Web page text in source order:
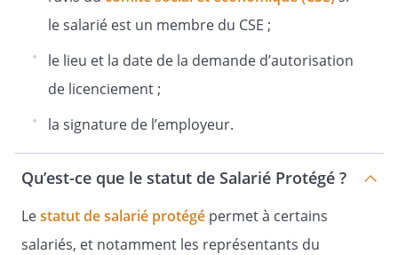
le salarié est un membre du CSE ;
le lieu et la date de la demande d’autorisation
de licenciement ;
la signature de l’employeur.
Qu’est-ce que le statut de Salarié Protégé ?
Lestatut de salarié protégé permet à certains
salariés, et notamment les représentants du